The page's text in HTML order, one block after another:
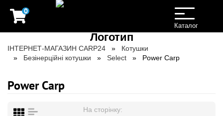
0
Toggle
navigation
Каталог
ІНТЕРНЕТ-МАГАЗИН CARP24
Котушки
Безінерційні котушки
Select Power Carp
Power Carp
На сторінку: